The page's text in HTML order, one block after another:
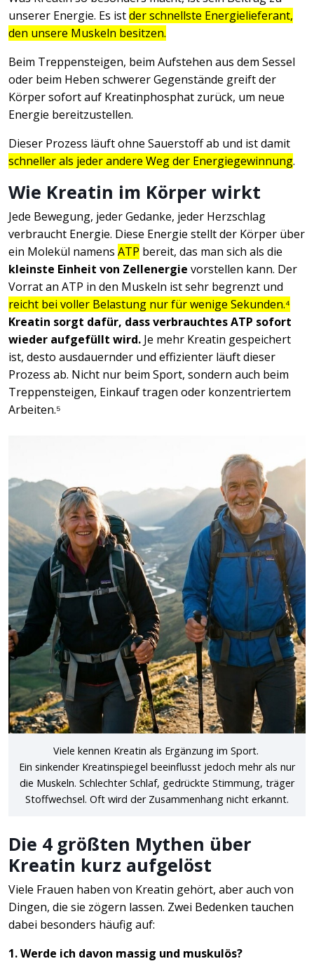
unserer Energie. Es istder schnellste Energielieferant,
den unsere Muskeln besitzen.
Beim Treppensteigen, beim Aufstehen aus dem Sessel
oder beim Heben schwerer Gegenstände greift der
Körper sofort auf Kreatinphosphat zurück, um neue
Energie bereitzustellen.
Dieser Prozess läuft ohne Sauerstoff ab und ist damit
schneller als jeder andere Weg der Energiegewinnung.
Wie Kreatin im Körper wirkt
Jede Bewegung, jeder Gedanke, jeder Herzschlag
verbraucht Energie. Diese Energie stellt der Körper über
ein Molekül namens ATP bereit, das man sich als die
kleinste Einheit von Zellenergie vorstellen kann. Der
Vorrat an ATP in den Muskeln ist sehr begrenzt und
reicht bei voller Belastung nur für wenige Sekunden.⁴
Kreatin sorgt dafür, dass verbrauchtes ATP sofort
wieder aufgefüllt wird. Je mehr Kreatin gespeichert
ist, desto ausdauernder und effizienter läuft dieser
Prozess ab. Nicht nur beim Sport, sondern auch beim
Treppensteigen, Einkauf tragen oder konzentriertem
Arbeiten.⁵
Viele kennen Kreatin als Ergänzung im Sport.
Ein sinkender Kreatinspiegel beeinflusst jedoch mehr als nur
die Muskeln. Schlechter Schlaf, gedrückte Stimmung, träger
Stoffwechsel. Oft wird der Zusammenhang nicht erkannt.
Die 4 größten Mythen über
Kreatin kurz aufgelöst
Viele Frauen haben von Kreatin gehört, aber auch von
Dingen, die sie zögern lassen. Zwei Bedenken tauchen
dabei besonders häufig auf:
1. Werde ich davon massig und muskulös?